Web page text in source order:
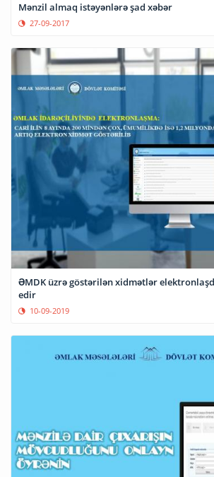
Mənzil almaq istəyənlərə şad xəbər
27-09-2017
ƏMDK üzrə göstərilən xidmətlər
edir
10-09-2019